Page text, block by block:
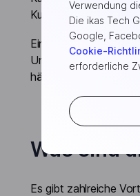
Verwendung
Die ikas Tech
Google,
Cookie-
erforderliche
Kundenzufriedenheit
Ein weiterer Vorteil
Unternehmen
häufigere Käufe und
Was sind
Es gibt zahlreiche